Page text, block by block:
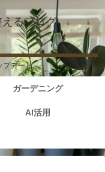
るブログ
プデート
ガーデニング
AI活用